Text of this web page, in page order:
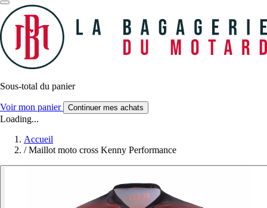
Sous-total du panier
Voir mon panier Continuer mes achats
Loading...
Accueil
/ Maillot moto cross Kenny Performance